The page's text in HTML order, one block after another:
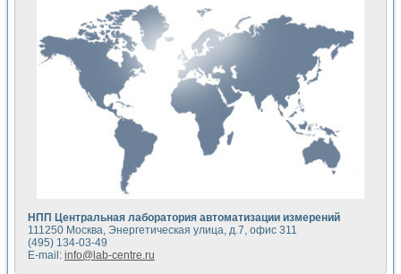
НПП Центральная лаборатория автоматизации измерений
111250 Москва, Энергетическая улица, д.7, офис 311
(495) 134-03-49
E-mail: info@lab-centre.ru